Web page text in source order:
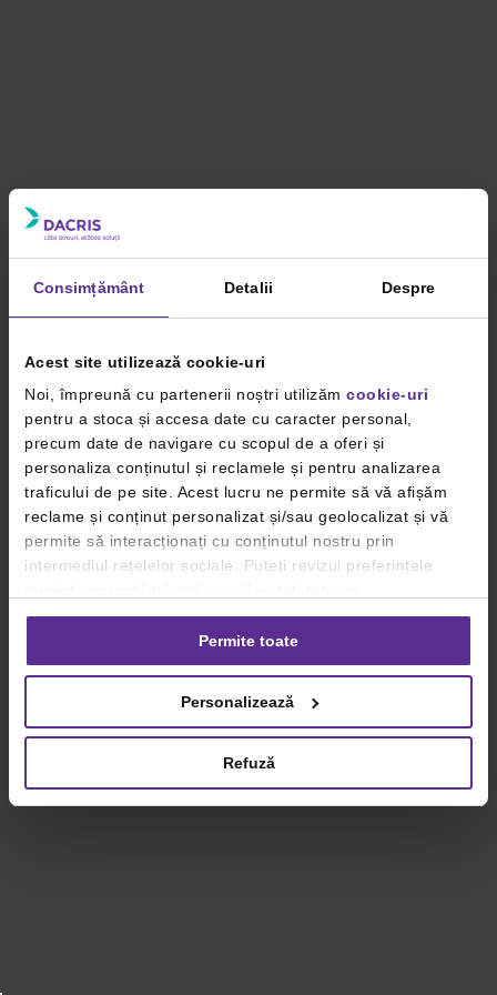
Consimțământ Detalii Despre
Acest site utilizează cookie-uri
Noi, împreună cu partenerii noștri utilizăm cookie-uri
pentru a stoca și accesa date cu caracter personal,
precum date de navigare cu scopul de a oferi și
personaliza conținutul și reclamele și pentru analizarea
traficului de pe site. Acest lucru ne permite să vă afișăm
reclame și conținut personalizat și/sau geolocalizat și vă
permite să interacționați cu conținutul nostru prin
intermediul rețelelor sociale. Puteți revizui preferințele
consimțământul oricând, făcând click pe linkul către
setările dvs. de cookie-uri.
privind utilizarea modulelor cookie.Detalii
Permite toate
Personalizează
Refuză